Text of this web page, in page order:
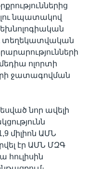
նպատակով
տեղեկատվական
ոլորտի
ջատագովման
նոր ավելի
միլիոն ԱՄՆ
էր ԱՄՆ ՄԶԳ